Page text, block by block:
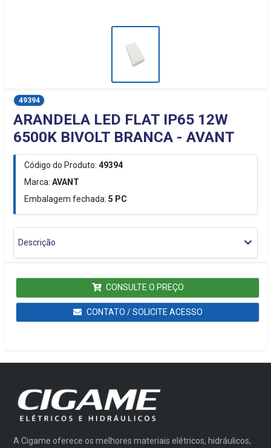
49394
ARANDELA LED FLAT IP65 12W
6500K BIVOLT BRANCA - AVANT
Código do Produto: 49394
Marca:AVANT
Embalagem fechada: 5 PC
Descrição
CONSULTE O PREÇO
CONTATO / SOLICITE ACESSO
A Cigame oferece os melhores materiais elétricos, hidráulicos,